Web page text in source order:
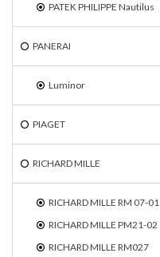
PATEK PHILIPPE Nautilus
PANERAI
Luminor
PIAGET
RICHARD MILLE
RICHARD MILLE RM 07-01
RICHARD MILLE PM21-02
RICHARD MILLE RM027